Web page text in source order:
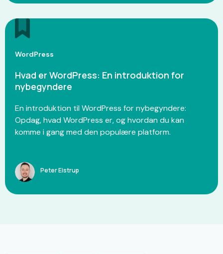
WordPress
Hvad er WordPress: En introduktion for
nybegyndere
En introduktion til WordPress for nybegyndere:
Opdag, hvad WordPress er, og hvordan du kan
komme i gang med den populære platform.
Peter Eistrup